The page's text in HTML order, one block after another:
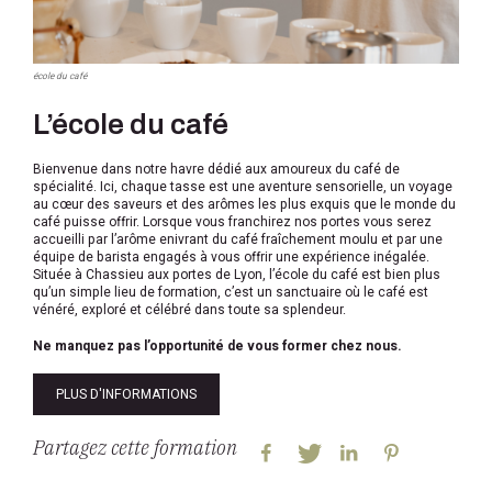
école du café
L’école du café
Bienvenue dans notre havre dédié aux amoureux du café de
spécialité. Ici, chaque tasse est une aventure sensorielle, un voyage
au cœur des saveurs et des arômes les plus exquis que le monde du
café puisse offrir. Lorsque vous franchirez nos portes vous serez
accueilli par l’arôme enivrant du café fraîchement moulu et par une
équipe de barista engagés à vous offrir une expérience inégalée.
Située à Chassieu aux portes de Lyon, l’école du café est bien plus
qu’un simple lieu de formation, c’est un sanctuaire où le café est
vénéré, exploré et célébré dans toute sa splendeur.
Ne manquez pas l’opportunité de vous former chez nous.
PLUS D'INFORMATIONS
Partagez cette formation